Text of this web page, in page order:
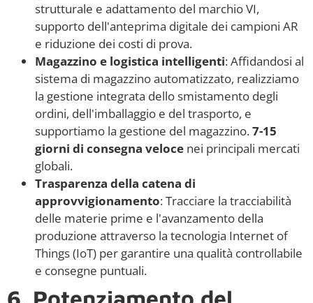
strutturale e adattamento del marchio VI,
supporto dell'anteprima digitale dei campioni AR
e riduzione dei costi di prova.
Magazzino e logistica intelligenti: Affidandosi al
sistema di magazzino automatizzato, realizziamo
la gestione integrata dello smistamento degli
ordini, dell'imballaggio e del trasporto, e
supportiamo la gestione del magazzino.7-15
giorni di consegna veloce nei principali mercati
globali.
Trasparenza della catena di
approvvigionamento: Tracciare la tracciabilità
delle materie prime e l'avanzamento della
produzione attraverso la tecnologia Internet of
Things (IoT) per garantire una qualità controllabile
e consegne puntuali.